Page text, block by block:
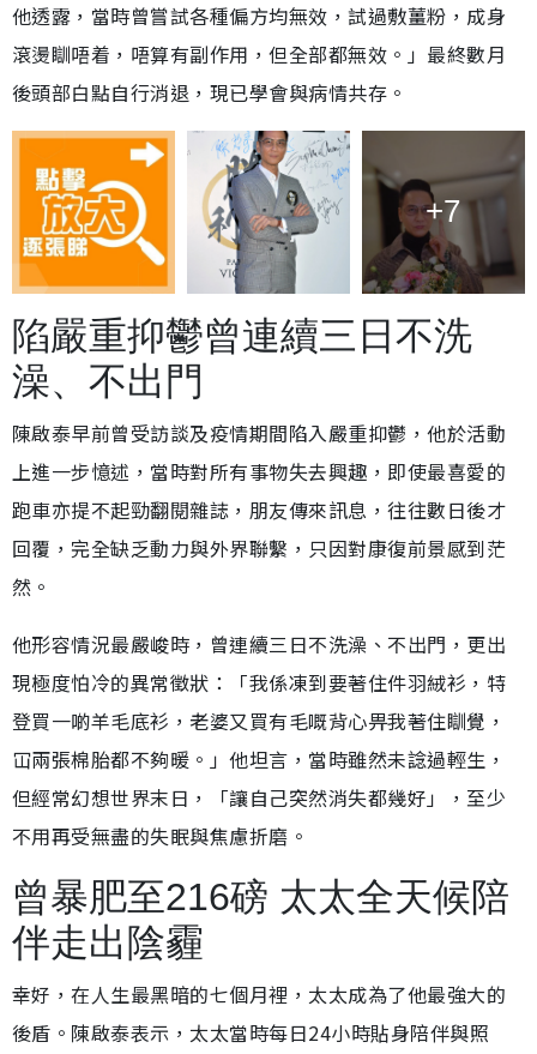
他透露，當時曾嘗試各種偏方均無效，試過敷薑粉，成身
滾燙瞓唔着，唔算有副作用，但全部都無效。」最終數月
後頭部白點自行消退，現已學會與病情共存。
+7
陷嚴重抑鬱曾連續三日不洗
澡、不出門
陳啟泰早前曾受訪談及疫情期間陷入嚴重抑鬱，他於活動
上進一步憶述，當時對所有事物失去興趣，即使最喜愛的
跑車亦提不起勁翻閱雜誌，朋友傳來訊息，往往數日後才
回覆，完全缺乏動力與外界聯繫，只因對康復前景感到茫
然。
他形容情況最嚴峻時，曾連續三日不洗澡、不出門，更出
現極度怕冷的異常徵狀：「我係凍到要著住件羽絨衫，特
登買一啲羊毛底衫，老婆又買有毛嘅背心畀我著住瞓覺，
冚兩張棉胎都不夠暖。」他坦言，當時雖然未諗過輕生，
但經常幻想世界末日，「讓自己突然消失都幾好」，至少
不用再受無盡的失眠與焦慮折磨。
曾暴肥至216磅 太太全天候陪
伴走出陰霾
幸好，在人生最黑暗的七個月裡，太太成為了他最強大的
後盾。陳啟泰表示，太太當時每日24小時貼身陪伴與照